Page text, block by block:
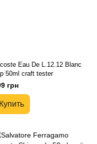
Eau De L.12.12 Blanc
50ml craft tester
грн
Купить